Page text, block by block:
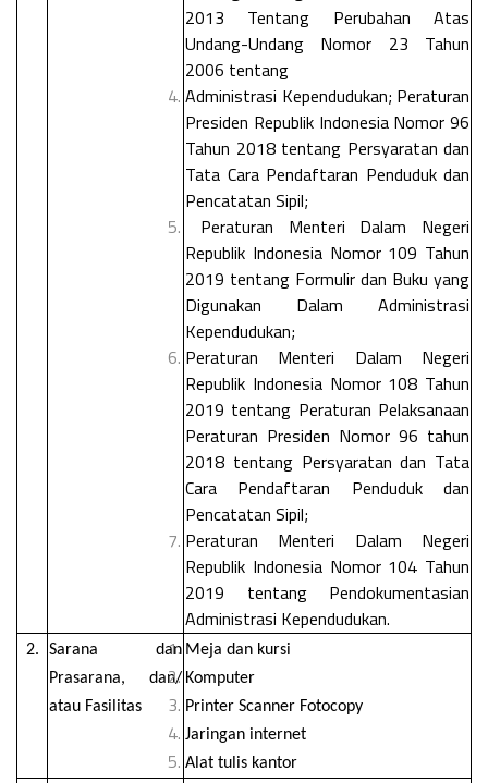
2013 Tentang Perubahan Atas
Undang-Undang Nomor 23 Tahun
2006 tentang
Administrasi Kependudukan; Peraturan
Presiden Republik Indonesia Nomor 96
Tahun 2018 tentang Persyaratan dan
Tata Cara Pendaftaran Penduduk dan
Pencatatan Sipil;
Peraturan Menteri Dalam Negeri
Republik Indonesia Nomor 109 Tahun
2019 tentang Formulir dan Buku yang
Digunakan Dalam Administrasi
Kependudukan;
Peraturan Menteri Dalam Negeri
Republik Indonesia Nomor 108 Tahun
2019 tentang Peraturan Pelaksanaan
Peraturan Presiden Nomor 96 tahun
2018 tentang Persyaratan dan Tata
Cara Pendaftaran Penduduk dan
Pencatatan Sipil;
Peraturan Menteri Dalam Negeri
Republik Indonesia Nomor 104 Tahun
2019 tentang Pendokumentasian
Administrasi Kependudukan.
2.
Sarana dan
Prasarana, dan/
atau Fasilitas
Meja dan kursi
Komputer
Printer Scanner Fotocopy
Jaringan internet
Alat tulis kantor